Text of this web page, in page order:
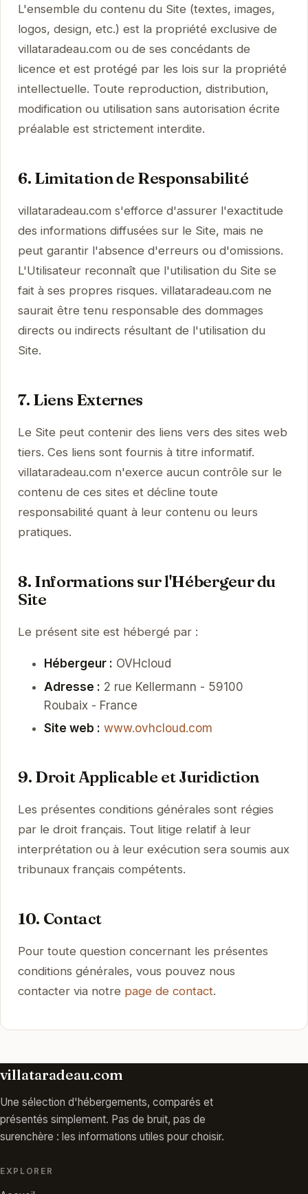
L'ensemble du contenu du Site (textes, images,
logos, design, etc.) est la propriété exclusive de
villataradeau.com ou de ses concédants de
licence et est protégé par les lois sur la propriété
intellectuelle. Toute reproduction, distribution,
modification ou utilisation sans autorisation écrite
préalable est strictement interdite.
6. Limitation de Responsabilité
villataradeau.com s'efforce d'assurer l'exactitude
des informations diffusées sur le Site, mais ne
peut garantir l'absence d'erreurs ou d'omissions.
L'Utilisateur reconnaît que l'utilisation du Site se
fait à ses propres risques. villataradeau.com ne
saurait être tenu responsable des dommages
directs ou indirects résultant de l'utilisation du
Site.
7. Liens Externes
Le Site peut contenir des liens vers des sites web
tiers. Ces liens sont fournis à titre informatif.
villataradeau.com n'exerce aucun contrôle sur le
contenu de ces sites et décline toute
responsabilité quant à leur contenu ou leurs
pratiques.
8. Informations sur l'Hébergeur du
Site
Le présent site est hébergé par :
Hébergeur : OVHcloud
Adresse : 2 rue Kellermann - 59100
Roubaix - France
Site web : www.ovhcloud.com
9. Droit Applicable et Juridiction
Les présentes conditions générales sont régies
par le droit français. Tout litige relatif à leur
interprétation ou à leur exécution sera soumis aux
tribunaux français compétents.
10. Contact
Pour toute question concernant les présentes
conditions générales, vous pouvez nous
contacter via notre page de contact.
villataradeau.com
Une sélection d'hébergements, comparés et
présentés simplement. Pas de bruit, pas de
surenchère : les informations utiles pour choisir.
EXPLORER